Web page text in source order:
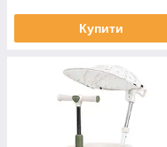
Купити